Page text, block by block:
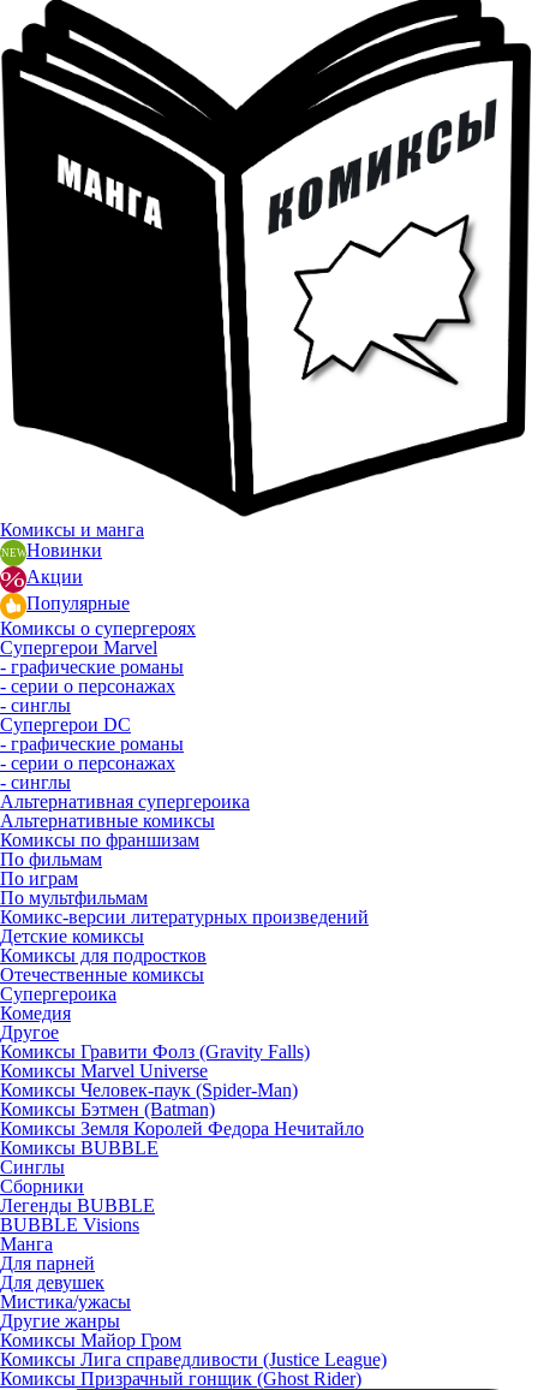
Комиксы и манга
Новинки
Акции
Популярные
Комиксы о супергероях
Супергерои Marvel
- графические романы
- серии о персонажах
- синглы
Супергерои DC
- графические романы
- серии о персонажах
- синглы
Альтернативная супергероика
Альтернативные комиксы
Комиксы по франшизам
По фильмам
По играм
По мультфильмам
Комикс-версии литературных произведений
Детские комиксы
Комиксы для подростков
Отечественные комиксы
Супергероика
Комедия
Другое
Комиксы Гравити Фолз (Gravity Falls)
Комиксы Marvel Universe
Комиксы Человек-паук (Spider-Man)
Комиксы Бэтмен (Batman)
Комиксы Земля Королей Федора Нечитайло
Комиксы BUBBLE
Синглы
Сборники
Легенды BUBBLE
BUBBLE Visions
Манга
Для парней
Для девушек
Мистика/ужасы
Другие жанры
Комиксы Майор Гром
Комиксы Лига справедливости (Justice League)
Комиксы Призрачный гонщик (Ghost Rider)